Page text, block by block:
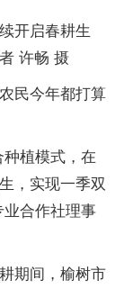
开启春耕生
许畅 摄
民今年都打算
植模式，在
，实现一季双
业合作社理事
期间，榆树市